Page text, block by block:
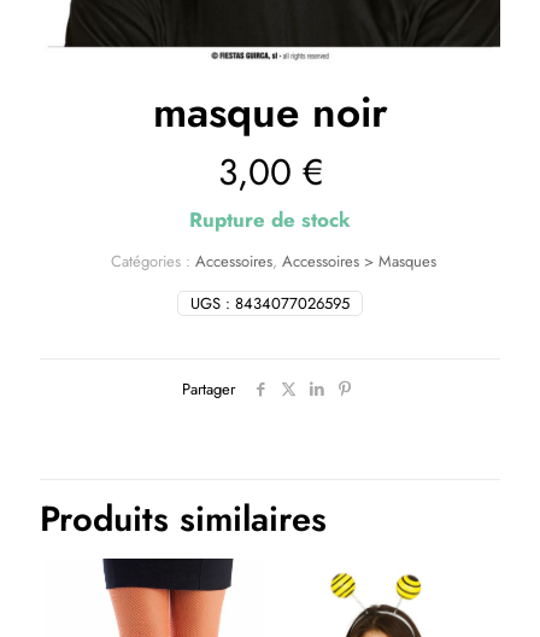
masque noir
3,00 €
Rupture de stock
UGS : 8434077026595
Catégories : Accessoires, Accessoires > Masques
Partager
Produits similaires